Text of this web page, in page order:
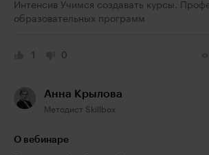
Интенсив Учимся создавать курсы.
образовательных программ
1 0
Анна Крылова
Методист Skillbox
О вебинаре